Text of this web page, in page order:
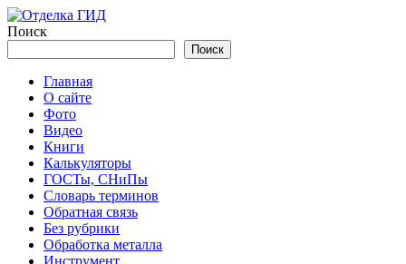
Перейти
к
Поиск
Поиск
Главная
О сайте
Фото
Видео
Книги
Калькуляторы
ГОСТы, СНиПы
Словарь терминов
Обратная связь
Без рубрики
Обработка металла
Инструмент